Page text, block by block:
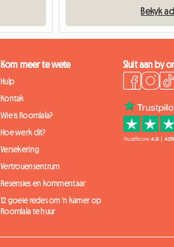
Bekyk
Kom meer te wete
Hulp
Kontak
Wie is Roomlala?
Hoe werk dit?
Versekering
Vertrouensentrum
Resensies en kommentaar
12 goeie redes om 'n kamer op
Roomlala te huur
Sluit aan by